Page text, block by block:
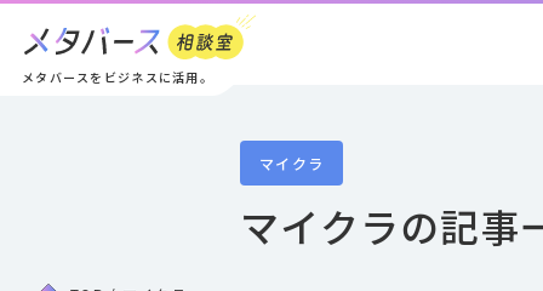
メタバースをビジネスに活用。
マイクラ
マイクラの記事